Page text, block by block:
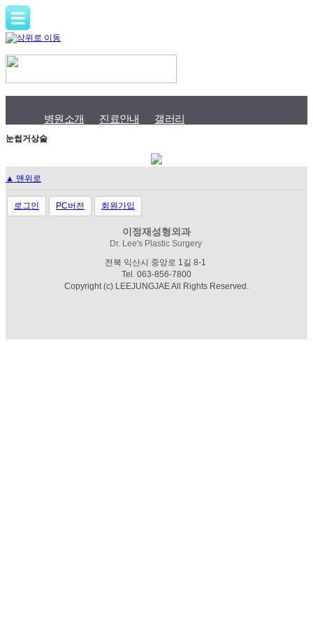
병원소개 진료안내 갤러리
눈썹거상술
▲ 맨위로
로그인 PC버전 회원가입
이정재성형외과
Dr. Lee's Plastic Surgery
전북 익산시 중앙로 1길 8-1
Tel. 063-856-7800
Copyright (c) LEEJUNGJAE All Rights Reserved.